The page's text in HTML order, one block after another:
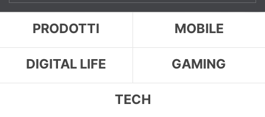
PRODOTTI MOBILE
DIGITAL LIFE GAMING
TECH